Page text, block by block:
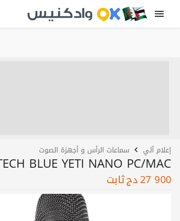
إعلام آلي سماعات الرأس و أجهزة الصوت
BLUE YETI NANO PC/MAC
27 900دجثابت